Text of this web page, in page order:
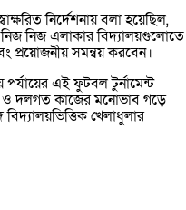
নির্দেশনায় বলা হয়েছিল,
নিজ নিজ এলাকার বিদ্যালয়গুলোতে
প্রয়োজনীয় সমন্বয় করবেন।
পর্যায়ের এই ফুটবল টুর্নামেন্ট
ও দলগত কাজের মনোভাব গড়ে
খেলাধুলার